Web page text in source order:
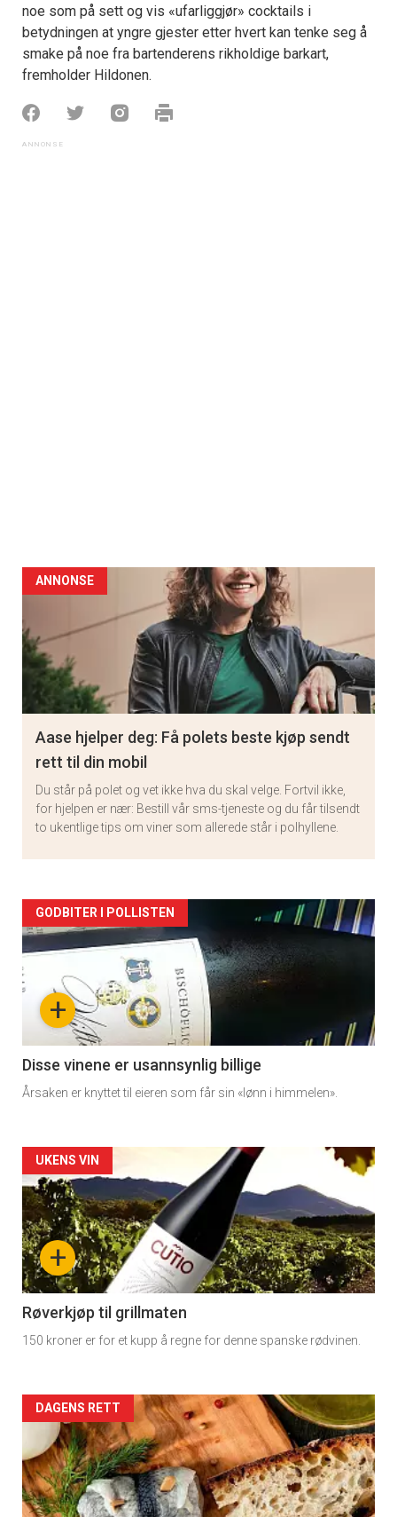
noe som på sett og vis «ufarliggjør» cocktails i
betydningen at yngre gjester etter hvert kan tenke seg å
smake på noe fra bartenderens rikholdige barkart,
fremholder Hildonen.
ANNONSE
Aase hjelper deg: Få polets beste kjøp sendt
rett til din mobil
Du står på polet og vet ikke hva du skal velge. Fortvil ikke,
for hjelpen er nær: Bestill vår sms-tjeneste og du får tilsendt
to ukentlige tips om viner som allerede står i polhyllene.
Artikler
detail
-
section
11
+
GODBITER I POLLISTEN
Disse vinene er usannsynlig billige
Årsaken er knyttet til eieren som får sin «lønn i himmelen».
Artikler
detail
-
section
11
Dagens
rett
+
UKENS VIN
Røverkjøp til grillmaten
150 kroner er for et kupp å regne for denne spanske rødvinen.
Artikler
detail
-
DAGENS RETT